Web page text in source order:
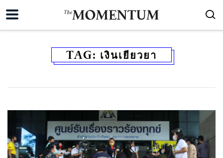
TAG: เงินเยียวยา